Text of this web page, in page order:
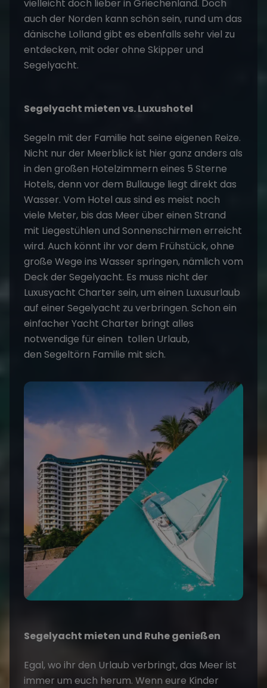
vielleicht doch lieber in Griechenland. Doch
auch der Norden kann schön sein, rund um das
dänische Lolland gibt es ebenfalls sehr viel zu
entdecken, mit oder ohne Skipper und
Segelyacht.
Segelyacht mieten vs. Luxushotel
Segeln mit der Familie hat seine eigenen Reize.
Nicht nur der Meerblick ist hier ganz anders als
in den großen Hotelzimmern eines 5 Sterne
Hotels, denn vor dem Bullauge liegt direkt das
Wasser. Vom Hotel aus sind es meist noch
viele Meter, bis das Meer über einen Strand
mit Liegestühlen und Sonnenschirmen erreicht
wird. Auch könnt ihr vor dem Frühstück, ohne
große Wege ins Wasser springen, nämlich vom
Deck der Segelyacht. Es muss nicht der
Luxusyacht Charter sein, um einen Luxusurlaub
auf einer Segelyacht zu verbringen. Schon ein
einfacher Yacht Charter bringt alles
notwendige für einen tollen Urlaub,
den Segeltörn Familie mit sich.
Segelyacht mieten und Ruhe genießen
Egal, wo ihr den Urlaub verbringt, das Meer ist
immer um euch herum. Wenn eure Kinder